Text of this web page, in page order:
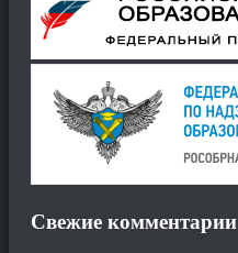
Свежие комментарии